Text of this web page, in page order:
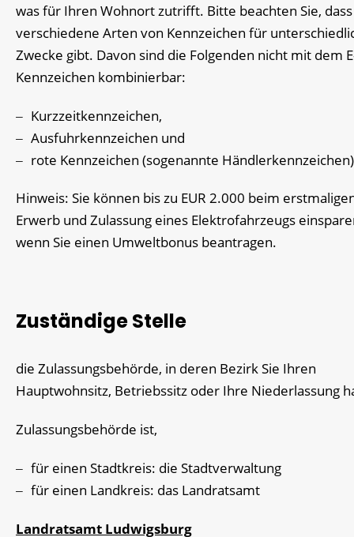
was für Ihren Wohnort zutrifft. Bitte beachten Sie,
verschiedene Arten von Kennzeichen für
Zwecke gibt. Davon sind die Folgenden nicht mit dem
Kennzeichen kombinierbar:
Kurzzeitkennzeichen,
Ausfuhrkennzeichen und
rote Kennzeichen (sogenannte
Hinweis: Sie können bis zu EUR 2.000 beim
Erwerb und Zulassung eines Elektrofahrzeugs
wenn Sie einen Umweltbonus beantragen.
Zuständige Stelle
die Zulassungsbehörde, in deren Bezirk Sie Ihren
Hauptwohnsitz, Betriebssitz oder Ihre Niederlassung
Zulassungsbehörde ist,
für einen Stadtkreis: die Stadtverwaltung
für einen Landkreis: das Landratsamt
Landratsamt Ludwigsburg